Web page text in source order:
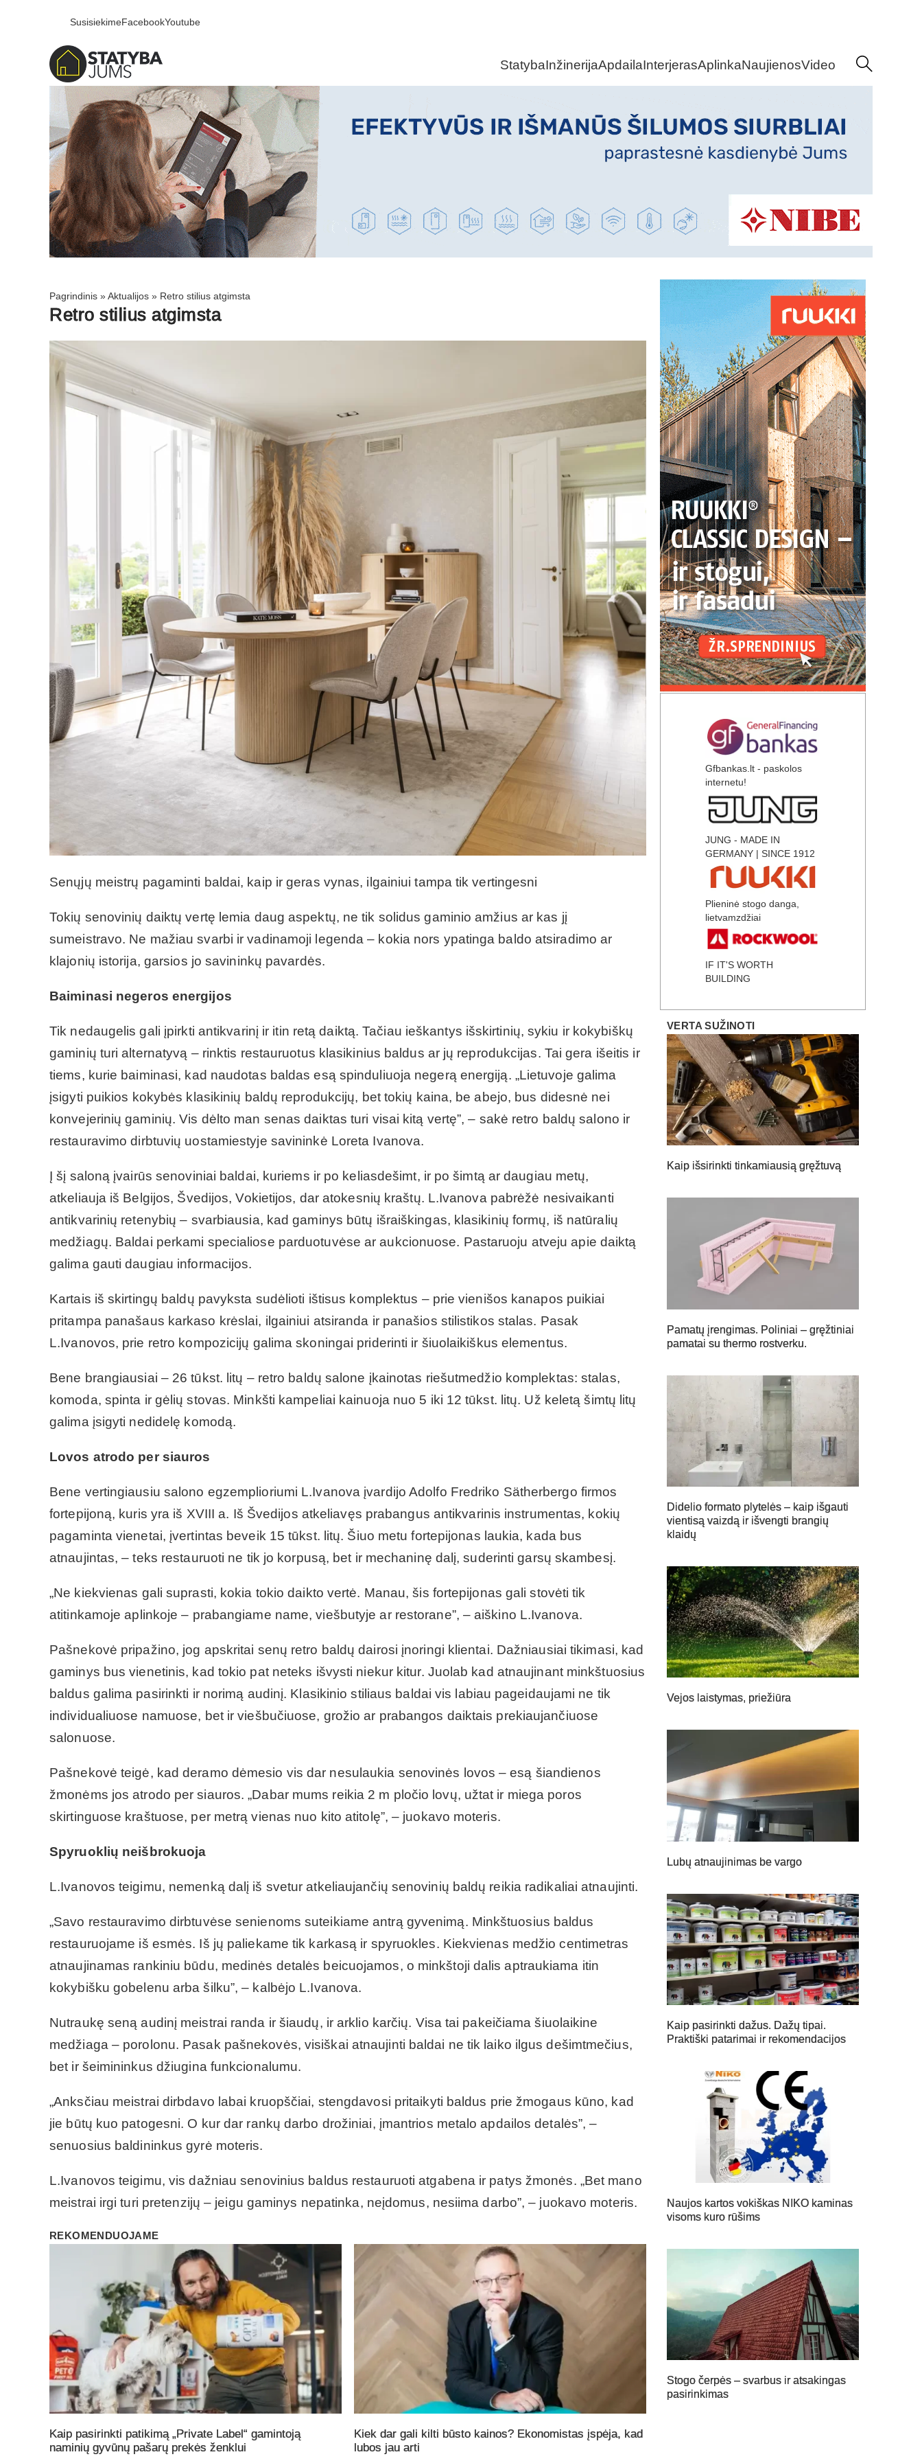
SusisiekimeFacebookYoutube
StatybaInžinerijaApdailaInterjerasAplinkaNaujienosVideo
Pagrindinis »Aktualijos » Retro stilius atgimsta
Retro stilius atgimsta
Senųjų meistrų pagaminti baldai, kaip ir geras vynas, ilgainiui tampa tik vertingesni
Tokių senovinių daiktų vertę lemia daug aspektų, ne tik solidus gaminio amžius ar kas jį
sumeistravo. Ne mažiau svarbi ir vadinamoji legenda – kokia nors ypatinga baldo atsiradimo ar
klajonių istorija, garsios jo savininkų pavardės.
Baiminasi negeros energijos
Tik nedaugelis gali įpirkti antikvarinį ir itin retą daiktą. Tačiau ieškantys išskirtinių, sykiu ir kokybiškų
gaminių turi alternatyvą – rinktis restauruotus klasikinius baldus ar jų reprodukcijas. Tai gera išeitis ir
tiems, kurie baiminasi, kad naudotas baldas esą spinduliuoja negerą energiją. „Lietuvoje galima
įsigyti puikios kokybės klasikinių baldų reprodukcijų, bet tokių kaina, be abejo, bus didesnė nei
konvejerinių gaminių. Vis dėlto man senas daiktas turi visai kitą vertę”, – sakė retro baldų salono ir
restauravimo dirbtuvių uostamiestyje savininkė Loreta Ivanova.
Į šį saloną įvairūs senoviniai baldai, kuriems ir po keliasdešimt, ir po šimtą ar daugiau metų,
atkeliauja iš Belgijos, Švedijos, Vokietijos, dar atokesnių kraštų. L.Ivanova pabrėžė nesivaikanti
antikvarinių retenybių – svarbiausia, kad gaminys būtų išraiškingas, klasikinių formų, iš natūralių
medžiagų. Baldai perkami specialiose parduotuvėse ar aukcionuose. Pastaruoju atveju apie daiktą
galima gauti daugiau informacijos.
Kartais iš skirtingų baldų pavyksta sudėlioti ištisus komplektus – prie vienišos kanapos puikiai
pritampa panašaus karkaso krėslai, ilgainiui atsiranda ir panašios stilistikos stalas. Pasak
L.Ivanovos, prie retro kompozicijų galima skoningai priderinti ir šiuolaikiškus elementus.
Bene brangiausiai – 26 tūkst. litų – retro baldų salone įkainotas riešutmedžio komplektas: stalas,
komoda, spinta ir gėlių stovas. Minkšti kampeliai kainuoja nuo 5 iki 12 tūkst. litų. Už keletą šimtų litų
galima įsigyti nedidelę komodą.
Lovos atrodo per siauros
Bene vertingiausiu salono egzemplioriumi L.Ivanova įvardijo Adolfo Fredriko Sätherbergo firmos
fortepijoną, kuris yra iš XVIII a. Iš Švedijos atkeliavęs prabangus antikvarinis instrumentas, kokių
pagaminta vienetai, įvertintas beveik 15 tūkst. litų. Šiuo metu fortepijonas laukia, kada bus
atnaujintas, – teks restauruoti ne tik jo korpusą, bet ir mechaninę dalį, suderinti garsų skambesį.
„Ne kiekvienas gali suprasti, kokia tokio daikto vertė. Manau, šis fortepijonas gali stovėti tik
atitinkamoje aplinkoje – prabangiame name, viešbutyje ar restorane”, – aiškino L.Ivanova.
Pašnekovė pripažino, jog apskritai senų retro baldų dairosi įnoringi klientai. Dažniausiai tikimasi, kad
gaminys bus vienetinis, kad tokio pat neteks išvysti niekur kitur. Juolab kad atnaujinant minkštuosius
baldus galima pasirinkti ir norimą audinį. Klasikinio stiliaus baldai vis labiau pageidaujami ne tik
individualiuose namuose, bet ir viešbučiuose, grožio ar prabangos daiktais prekiaujančiuose
salonuose.
Pašnekovė teigė, kad deramo dėmesio vis dar nesulaukia senovinės lovos – esą šiandienos
žmonėms jos atrodo per siauros. „Dabar mums reikia 2 m pločio lovų, užtat ir miega poros
skirtinguose kraštuose, per metrą vienas nuo kito atitolę”, – juokavo moteris.
Spyruoklių neišbrokuoja
L.Ivanovos teigimu, nemenką dalį iš svetur atkeliaujančių senovinių baldų reikia radikaliai atnaujinti.
„Savo restauravimo dirbtuvėse senienoms suteikiame antrą gyvenimą. Minkštuosius baldus
restauruojame iš esmės. Iš jų paliekame tik karkasą ir spyruokles. Kiekvienas medžio centimetras
atnaujinamas rankiniu būdu, medinės detalės beicuojamos, o minkštoji dalis aptraukiama itin
kokybišku gobelenu arba šilku”, – kalbėjo L.Ivanova.
Nutraukę seną audinį meistrai randa ir šiaudų, ir arklio karčių. Visa tai pakeičiama šiuolaikine
medžiaga – porolonu. Pasak pašnekovės, visiškai atnaujinti baldai ne tik laiko ilgus dešimtmečius,
bet ir šeimininkus džiugina funkcionalumu.
„Anksčiau meistrai dirbdavo labai kruopščiai, stengdavosi pritaikyti baldus prie žmogaus kūno, kad
jie būtų kuo patogesni. O kur dar rankų darbo drožiniai, įmantrios metalo apdailos detalės”, –
senuosius baldininkus gyrė moteris.
L.Ivanovos teigimu, vis dažniau senovinius baldus restauruoti atgabena ir patys žmonės. „Bet mano
meistrai irgi turi pretenzijų – jeigu gaminys nepatinka, neįdomus, nesiima darbo”, – juokavo moteris.
REKOMENDUOJAME
Kaip pasirinkti patikimą „Private Label“ gamintoją
naminių gyvūnų pašarų prekės ženklui
Kiek dar gali kilti būsto kainos? Ekonomistas įspėja, kad
lubos jau arti
Gfbankas.lt - paskolos
internetu!
JUNG - MADE IN
GERMANY | SINCE 1912
Plieninė stogo danga,
lietvamzdžiai
IF IT'S WORTH
BUILDING
VERTA SUŽINOTI
Kaip išsirinkti tinkamiausią gręžtuvą
Pamatų įrengimas. Poliniai – gręžtiniai
pamatai su thermo rostverku.
Didelio formato plytelės – kaip išgauti
vientisą vaizdą ir išvengti brangių
klaidų
Vejos laistymas, priežiūra
Lubų atnaujinimas be vargo
Kaip pasirinkti dažus. Dažų tipai.
Praktiški patarimai ir rekomendacijos
Naujos kartos vokiškas NIKO kaminas
visoms kuro rūšims
Stogo čerpės – svarbus ir atsakingas
pasirinkimas